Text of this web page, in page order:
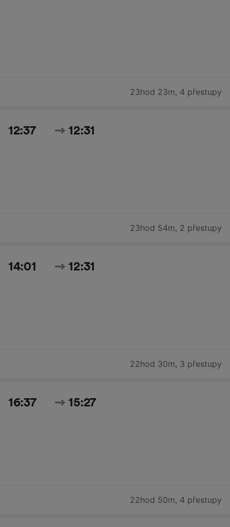
23hod 23m, 4 přestupy
12:37 12:31
23hod 54m, 2 přestupy
14:01 12:31
22hod 30m, 3 přestupy
16:37 15:27
22hod 50m, 4 přestupy